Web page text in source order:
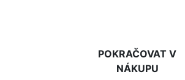
POKRAČOVAT V
NÁKUPU